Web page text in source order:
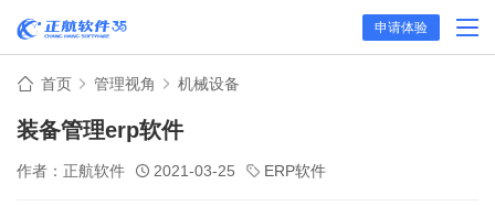
申请体验
首页 管理视角 机械设备
装备管理erp软件
作者：正航软件 2021-03-25 ERP软件